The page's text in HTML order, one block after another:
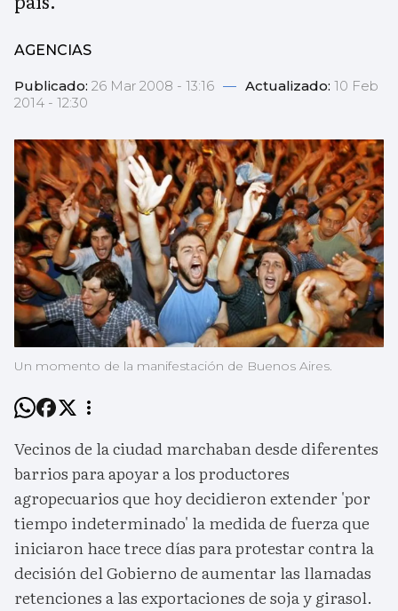
AGENCIAS
Publicado: 26 Mar 2008 - 13:16 — Actualizado: 10 Feb
2014 - 12:30
Un momento de la manifestación de Buenos Aires.
Vecinos de la ciudad marchaban desde diferentes
barrios para apoyar a los productores
agropecuarios que hoy decidieron extender 'por
tiempo indeterminado' la medida de fuerza que
iniciaron hace trece días para protestar contra la
decisión del Gobierno de aumentar las llamadas
retenciones a las exportaciones de soja y girasol.